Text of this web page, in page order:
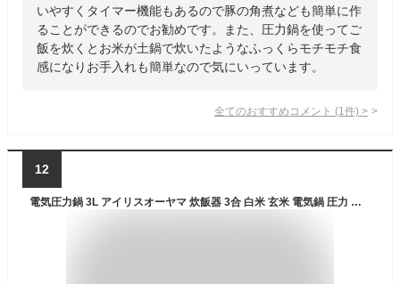
いやすくタイマー機能もあるので豚の角煮なども簡単に作
ることができるのでお勧めです。また、圧力鍋を使ってご
飯を炊くとお米が土鍋で炊いたようなふっくらモチモチ食
感になりお手入れも簡単なので気にいっています。
全てのおすすめコメント (1 件) >
12
電気圧力鍋 3L アイリスオーヤマ 炊飯器 3合 白米 玄米 電気鍋 圧力 鍋 グリル鍋 自動調理器 自動メニュー15種 1台7役 予約調理 保温 ほったらかし 時短 低温調理 無水調理 お手入れ 簡単 KPC-REMA3 PMPC-REMA3 *